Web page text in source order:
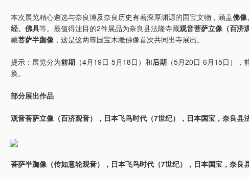
本次展览精心遴选与奈良博及奈良历史有着深厚渊源的国宝文物，涵盖佛像
经、佛具等。最值得注目的2件展品为奈良县法隆寺藏观音菩萨立像（百济
藏菩萨半跏像 ，这是这两尊国宝木雕佛像首次共同出寺展出。
提示：展览分为前期 （4月19日-5月18日）和后期 （5月20日-6月15日），
换。
部分展出作品
观音菩萨立像（百济观音），日本飞鸟时代（7世纪），日本国宝，奈良县
菩萨半跏像（传如意轮观音），日本飞鸟时代（7世纪），日本国宝，奈良